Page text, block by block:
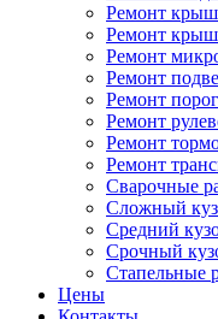
Ремонт
Ремонт
Ремонт
Ремонт
Ремонт
Ремонт
Ремонт
Ремонт
Сварочные
Сложный
Средний
Срочный
Стапельные
Цены